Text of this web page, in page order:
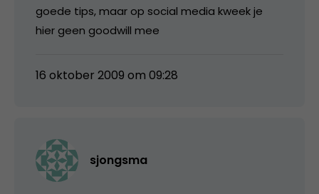
goede tips, maar op social media kweek je
hier geen goodwill mee
16 oktober 2009 om 09:28
sjongsma